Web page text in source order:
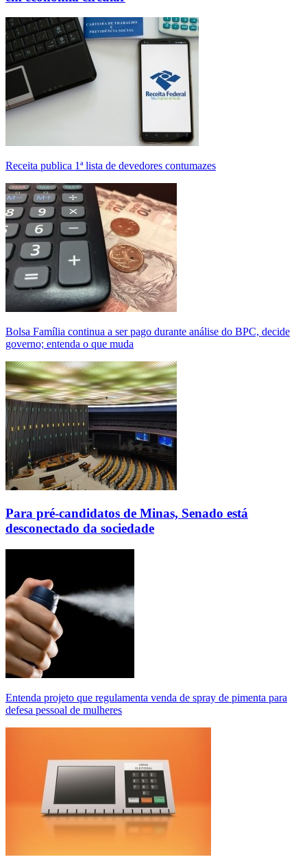
Receita publica 1ª lista de devedores contumazes
Bolsa Família continua a ser pago durante análise do BPC, decide
governo; entenda o que muda
Para pré-candidatos de Minas, Senado está
desconectado da sociedade
Entenda projeto que regulamenta venda de spray de pimenta para
defesa pessoal de mulheres